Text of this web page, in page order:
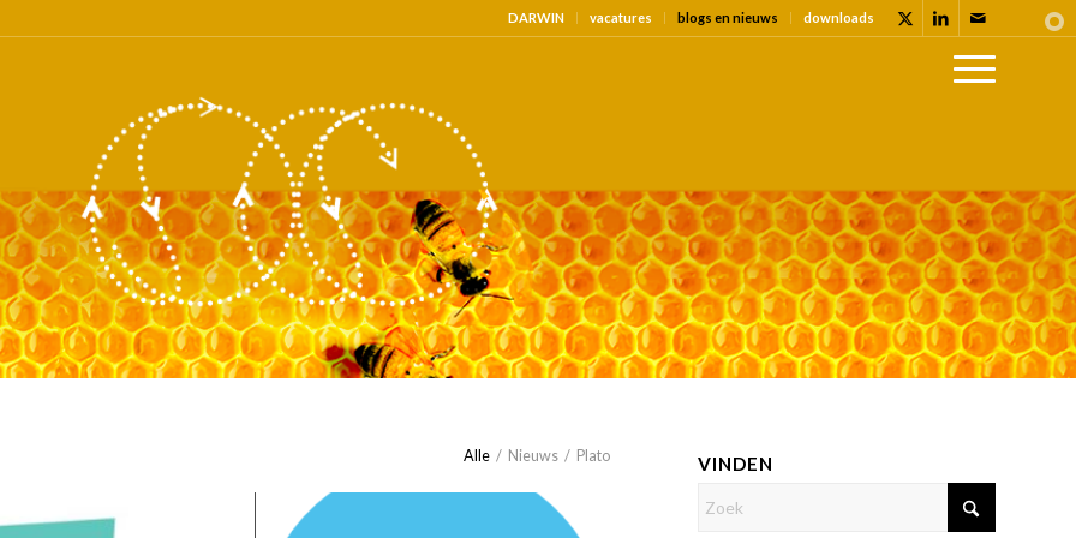
DARWIN vacatures blogs en nieuws downloads
Alle / Nieuws / Plato VINDEN